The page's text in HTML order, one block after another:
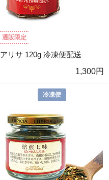
通販限定
アリサ 120g 冷凍便配送
1,300円
冷凍便